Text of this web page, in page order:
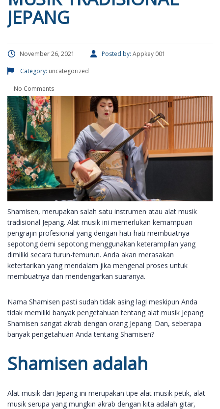
JEPANG
November 26, 2021 Posted by: Appkey 001
Category: uncategorized
No Comments
Shamisen, merupakan salah satu instrumen atau alat musik
tradisional Jepang. Alat musik ini memerlukan kemampuan
pengrajin profesional yang dengan hati-hati membuatnya
sepotong demi sepotong menggunakan keterampilan yang
dimiliki secara turun-temurun. Anda akan merasakan
ketertarikan yang mendalam jika mengenal proses untuk
membuatnya dan mendengarkan suaranya.
Nama Shamisen pasti sudah tidak asing lagi meskipun Anda
tidak memiliki banyak pengetahuan tentang alat musik Jepang.
Shamisen sangat akrab dengan orang Jepang. Dan, seberapa
banyak pengetahuan Anda tentang Shamisen?
Shamisen adalah
Alat musik dari Jepang ini merupakan tipe alat musik petik, alat
musik serupa yang mungkin akrab dengan kita adalah gitar,